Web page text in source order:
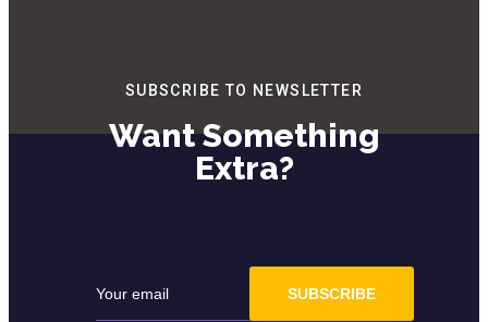
SUBSCRIBE TO NEWSLETTER
Want Something
Extra?